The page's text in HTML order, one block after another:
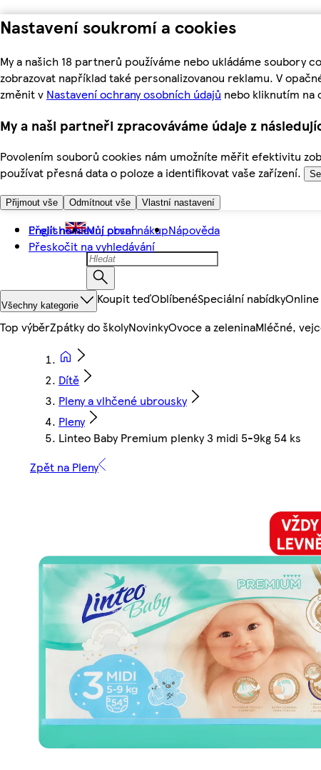
Nastavení soukromí a cookies
My a našich 18 partnerů používáme nebo ukládáme soubory
zobrazovat například také personalizovanou reklamu. V
změnit v Nastavení ochrany osobních údajů nebo kliknutím na
My a naši partneři zpracováváme údaje z
Povolením souborů cookies nám umožníte měřit efektivitu
používat přesná data o poloze a identifikovat vaše zařízení.
Přijmout vše Odmítnout vše Vlastní nastavení
Přejít na hlavní obsah
Přeskočit na vyhledávání
English Můj první nákupNápověda
Všechny kategorie Koupit teďOblíbenéSpeciální nabídky
Top výběrZpátky do školyNovinkyOvoce a zeleninaMléčné,
Dítě
Pleny a vlhčené ubrousky
Pleny
Linteo Baby Premium plenky 3 midi 5-9kg 54 ks
Zpět na Pleny